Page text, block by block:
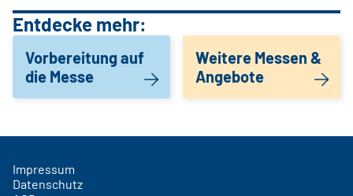
Entdecke mehr:
Vorbereitung auf
die Messe
Weitere Messen &
Angebote
Impressum
Datenschutz